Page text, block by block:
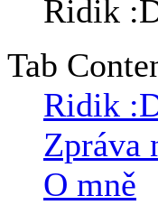
Tab
Ridik
Zpráva
O mně